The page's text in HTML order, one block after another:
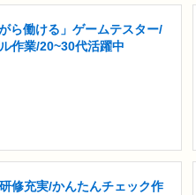
ら働ける」ゲームテスター/
作業/20~30代活躍中
修充実/かんたんチェック作